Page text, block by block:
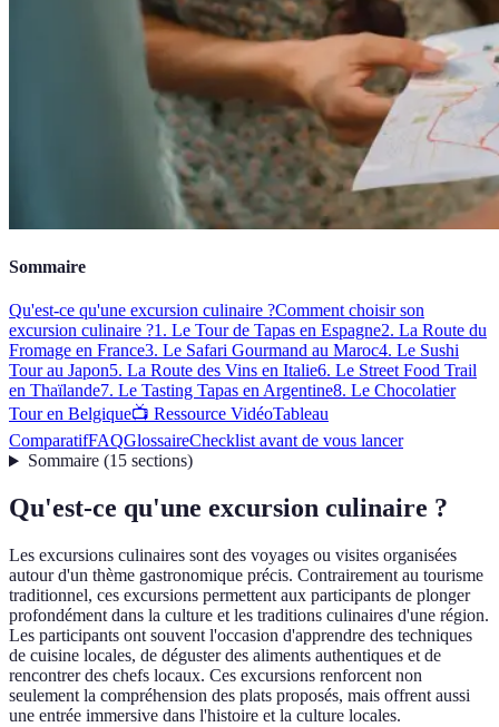
Sommaire
Qu'est-ce qu'une excursion culinaire ?Comment choisir son
excursion culinaire ?1. Le Tour de Tapas en Espagne2. La Route du
Fromage en France3. Le Safari Gourmand au Maroc4. Le Sushi
Tour au Japon5. La Route des Vins en Italie6. Le Street Food Trail
en Thaïlande7. Le Tasting Tapas en Argentine8. Le Chocolatier
Tour en Belgique📺 Ressource VidéoTableau
ComparatifFAQGlossaireChecklist avant de vous lancer
Sommaire(15 sections)
Qu'est-ce qu'une excursion culinaire ?
Les excursions culinaires sont des voyages ou visites organisées
autour d'un thème gastronomique précis. Contrairement au tourisme
traditionnel, ces excursions permettent aux participants de plonger
profondément dans la culture et les traditions culinaires d'une région.
Les participants ont souvent l'occasion d'apprendre des techniques
de cuisine locales, de déguster des aliments authentiques et de
rencontrer des chefs locaux. Ces excursions renforcent non
seulement la compréhension des plats proposés, mais offrent aussi
une entrée immersive dans l'histoire et la culture locales.